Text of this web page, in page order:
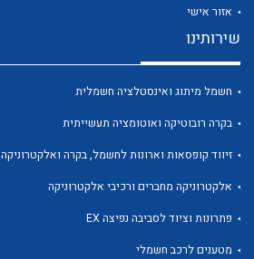
אזור אישי
שירותינו
חשמל מיתוג ואינסטלציה חשמלית
בקרה רובוטיקה ואוטומציה תעשייתית
זיווד קופסאות וארונות לחשמל, בקרה ואלקטרוניקה
אלקטרוניקה מחברים ורכיבי אלקטרוניקה
פתרונות וציוד לסביבה נפיצה EX
מטענים לרכב חשמלי